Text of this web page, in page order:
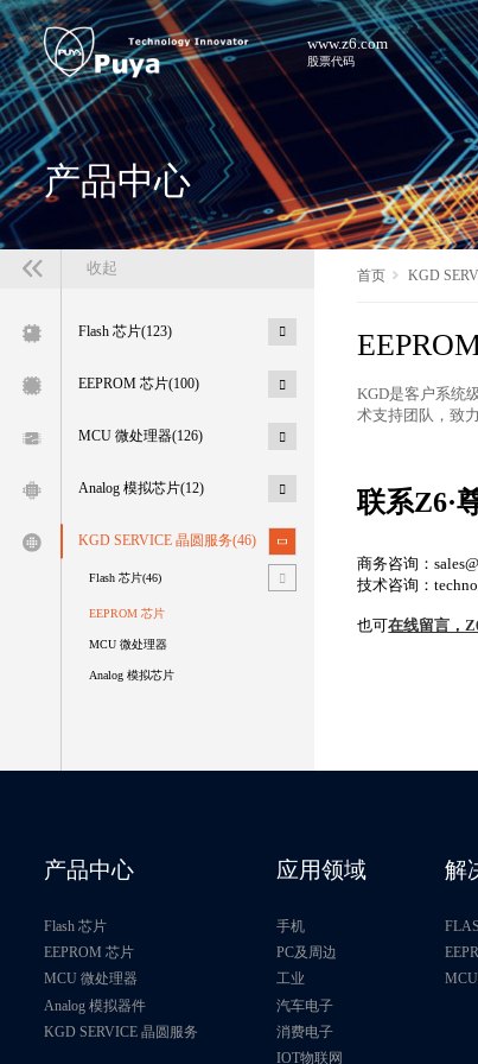
www.z6.com
股票代码
产品中心
收起
Flash 芯片(123)
EEPROM 芯片(100)
MCU 微处理器(126)
Analog 模拟芯片(12)
KGD SERVICE 晶圆服务(46)
Flash 芯片(46)
EEPROM 芯片
MCU 微处理器
Analog 模拟芯片
首页 KGD
KGD是客户系统
术支持团队，致
联系Z6·
商务咨询：sales@
技术咨询：
也可在线留言，
产品中心
Flash 芯片
EEPROM 芯片
MCU 微处理器
Analog 模拟器件
KGD SERVICE 晶圆服务
应用领域
手机
PC及周边
工业
汽车电子
消费电子
IOT物联网
解